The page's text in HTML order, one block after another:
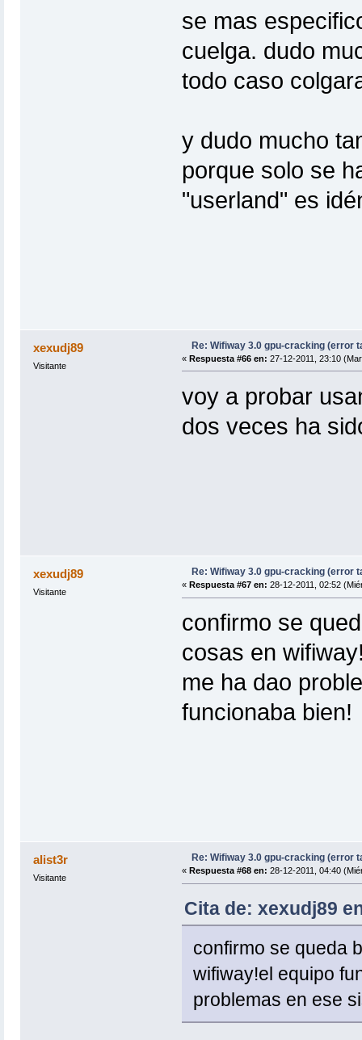
se mas
cuelga. dudo
todo caso
y dudo mucho
porque solo se
"userland" es
xexudj89
Visitante
Re: Wifiway 3.0 gpu-cracking (error
« Respuesta #66 en: 27-12-2011, 23:10
voy a probar
dos veces ha
xexudj89
Visitante
Re: Wifiway 3.0 gpu-cracking (error
« Respuesta #67 en: 28-12-2011, 02:52
confirmo se
cosas en
me ha dao
funcionaba bien!
alist3r
Visitante
Re: Wifiway 3.0 gpu-cracking (error
« Respuesta #68 en: 28-12-2011, 04:40
Cita de: xexudj89
confirmo se queda
wifiway!el equipo
problemas en ese